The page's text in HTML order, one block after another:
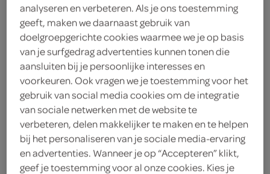
slasaus
6 eieren
1 kropsla
150 gram bacon
150 gram rauwe hammen
1 theelepel gedroogde tijm
analyseren en verbeteren. Als je ons toestemming
geeft, maken we daarnaast gebruik van
doelgroepgerichte cookies waarmee we je op basis
van je surfgedrag advertenties kunnen tonen die
aansluiten bij je persoonlijke interesses en
voorkeuren. Ook vragen we je toestemming voor het
gebruik van social media cookies om de integratie
van sociale netwerken met de website te
verbeteren, delen makkelijker te maken en te helpen
bij het personaliseren van je sociale media-ervaring
en advertenties. Wanneer je op “Accepteren” klikt,
geef je toestemming voor al onze cookies. Kies je